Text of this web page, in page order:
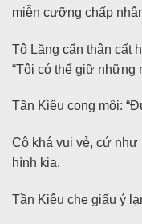
miễn cưỡng chấp
Tô Lăng cẩn thận cất
“Tôi có thể giữ những
Tần Kiêu cong môi:
Cô khá vui vẻ, cứ như
hình kia.
Tần Kiêu che giấu ý